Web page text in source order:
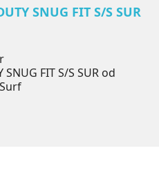
SNUG FIT S/S SUR
SNUG FIT S/S SUR od